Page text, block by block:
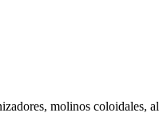
molinos